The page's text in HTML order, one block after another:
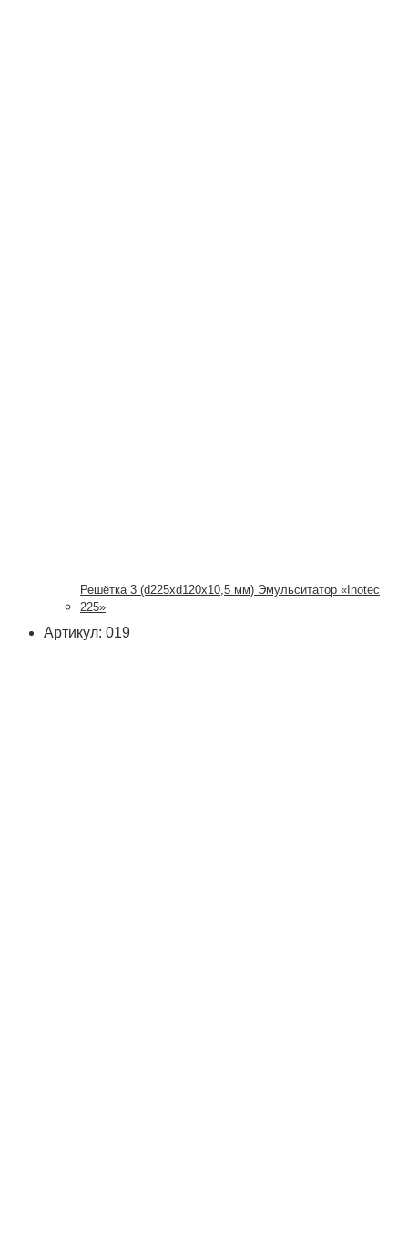
Решётка 3 (d225xd120x10,5 мм) Эмульситатор «Inotec
225»
Артикул: 019